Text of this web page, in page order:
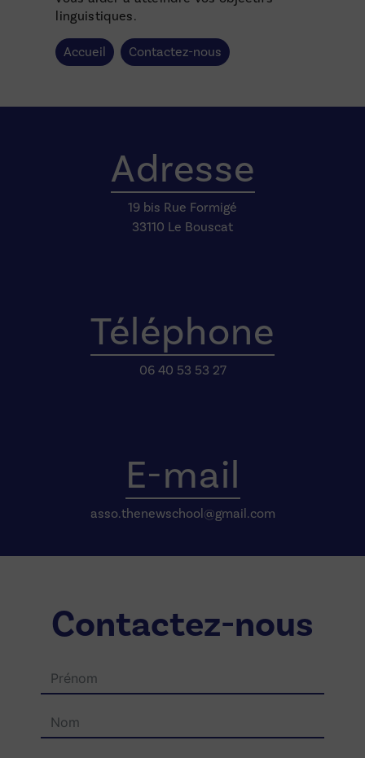
linguistiques.
Accueil Contactez-nous
Adresse
19 bis Rue Formigé
33110 Le Bouscat
Téléphone
06 40 53 53 27
E-mail
asso.thenewschool@gmail.com
Contactez-nous